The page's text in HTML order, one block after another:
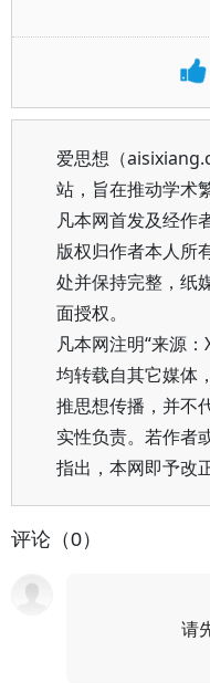
爱思想（
站，旨在推动学术
凡本网首发及经作
版权归作者本人所
处并保持完整，纸
面授权。
凡本网注明“来源：
均转载自其它媒体
推思想传播，并不
实性负责。若作者
指出，本网即予改正
评论（0）
请